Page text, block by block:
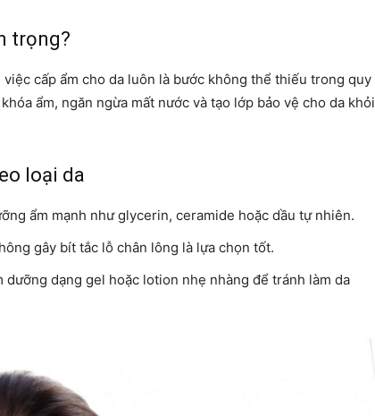
trọng?
cấp ẩm cho da luôn là bước không thể thiếu trong quy
ẩm, ngăn ngừa mất nước và tạo lớp bảo vệ cho da khỏi
loại da
ẩm mạnh như glycerin, ceramide hoặc dầu tự nhiên.
gây bít tắc lỗ chân lông là lựa chọn tốt.
dưỡng dạng gel hoặc lotion nhẹ nhàng để tránh làm da